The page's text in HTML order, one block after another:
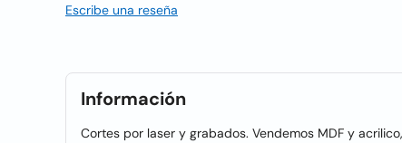
Escribe una reseña
Información
Cortes por laser y grabados. Vendemos MDF y